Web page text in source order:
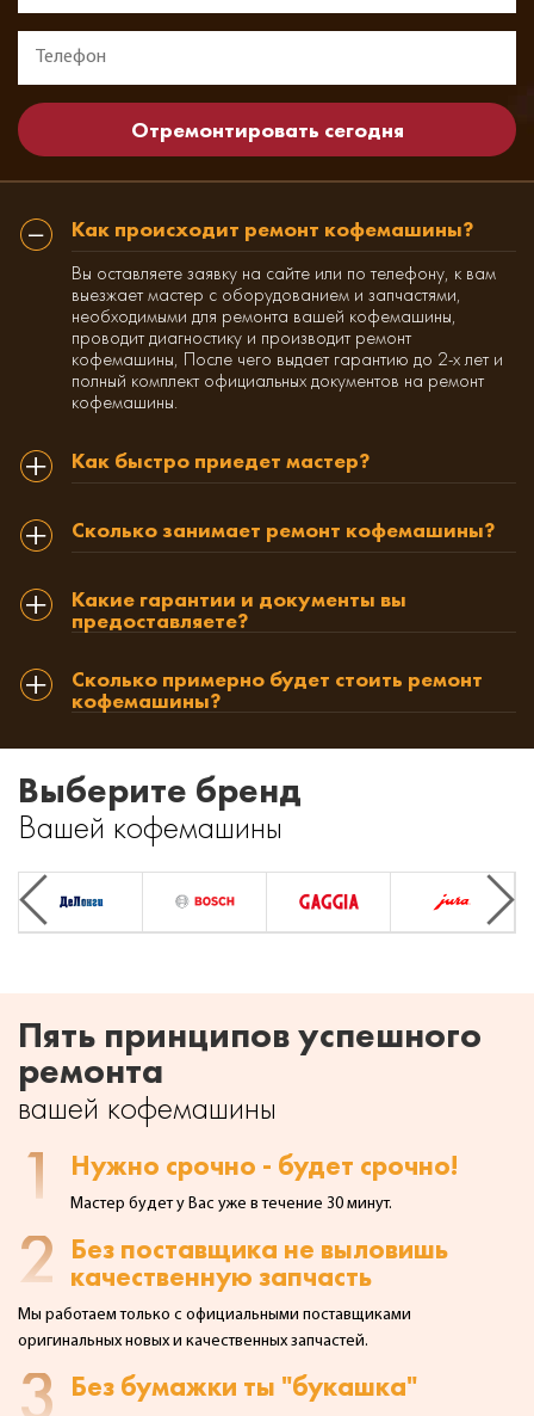
Как происходит ремонт кофемашины?
Вы оставляете заявку на сайте или по телефону, к вам
выезжает мастер с оборудованием и запчастями,
необходимыми для ремонта вашей кофемашины,
проводит диагностику и производит ремонт
кофемашины, После чего выдает гарантию до 2-х лет и
полный комплект официальных документов на ремонт
кофемашины.
Как быстро приедет мастер?
Сколько занимает ремонт кофемашины?
Какие гарантии и документы вы
предоставляете?
Сколько примерно будет стоить ремонт
кофемашины?
Выберите бренд
Вашей кофемашины
Previous Next
Пять принципов успешного
ремонта
вашей кофемашины
1 Нужно срочно - будет срочно!
Мастер будет у Вас уже в течение 30 минут.
2 Без поставщика не выловишь
качественную запчасть
Мы работаем только с официальными поставщиками
оригинальных новых и качественных запчастей.
3 Без бумажки ты "букашка"